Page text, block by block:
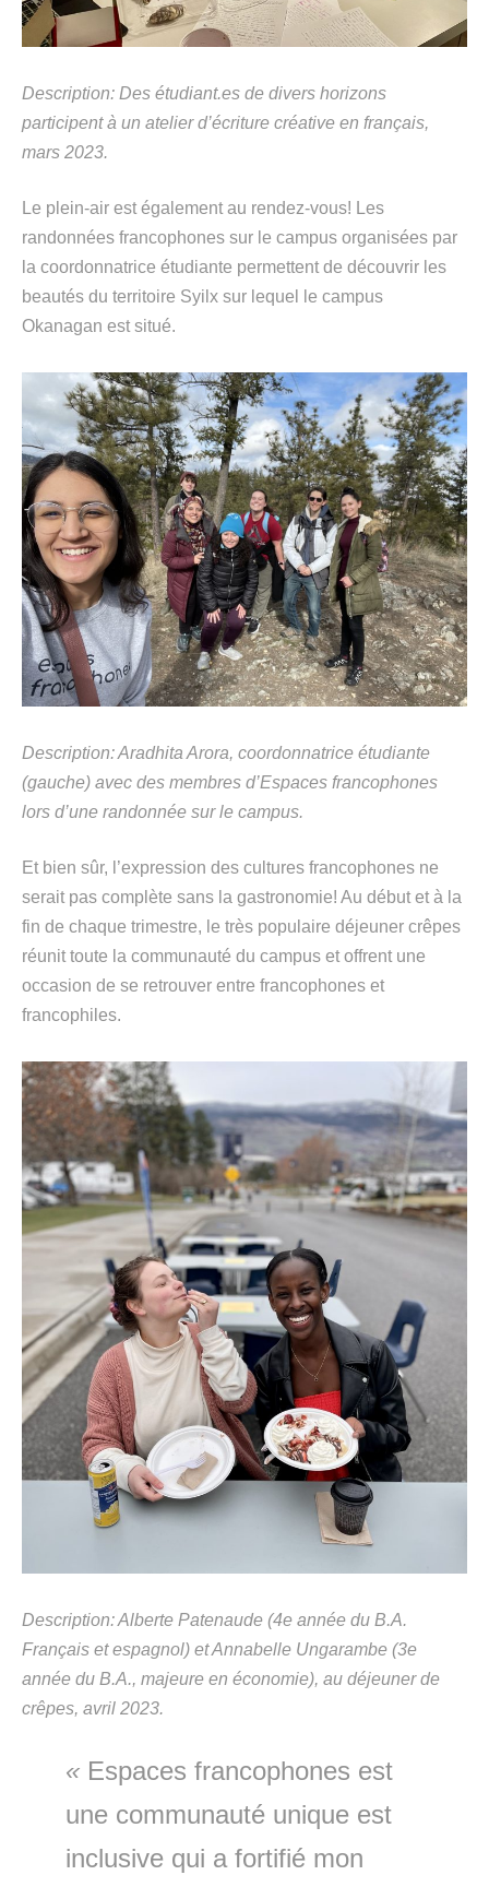
Description: Des étudiant.es de divers horizons
participentà un atelier d’écriture créative en français,
mars 2023.
Le plein-air est également au rendez-vous! Les
randonnées francophones sur le campus organisées par
la coordonnatrice étudiante permettent de découvrir les
beautés du territoire Syilx sur lequel le campus
Okanagan est situé.
Description:Aradhita Arora, coordonnatrice étudiante
(gauche) avec des membres d’Espaces francophones
lors d’une randonnée surle campus.
Et bien sûr, l’expression des cultures francophones ne
serait pas complète sans la gastronomie! Au début et à la
fin de chaque trimestre, le très populaire déjeuner crêpes
réunit toute la communauté du campus et offrent une
occasion de se retrouver entre francophones et
francophiles.
Description: Alberte Patenaude (4e année du B.A.
Français et espagnol) et Annabelle Ungarambe (3e
année du B.A., majeure en économie), au déjeuner de
crêpes, avril 2023.
« Espaces francophones est
une communauté unique est
inclusive qui a fortifié mon